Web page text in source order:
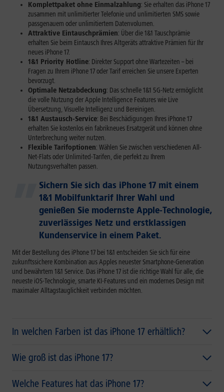
Komplettpaket ohne Einmalzahlung: Sie erhalten das iPhone 17
zusammen mit unlimitierter Telefonie und unlimitierten SMS sowie
passgenauem oder unlimitiertem Datenvolumen.
Attraktive Eintauschprämien: Über die 1&1 Tauschprämie
erhalten Sie beim Eintausch Ihres Altgeräts attraktive Prämien für Ihr
neues iPhone 17.
1&1 Priority Hotline: Direkter Support ohne Wartezeiten – bei
Fragen zu Ihrem iPhone 17 oder Tarif erreichen Sie unsere Experten
bevorzugt.
Optimale Netzabdeckung: Das schnelle 1&1 5G-Netz ermöglicht
die volle Nutzung der Apple Intelligence Features wie Live
Übersetzung, Visuelle Intelligenz und Bereinigen.
1&1 Austausch-Service: Bei Beschädigungen Ihres iPhone 17
erhalten Sie kostenlos ein fabrikneues Ersatzgerät und können ohne
Unterbrechung weiter nutzen.
Flexible Tarifoptionen: Wählen Sie zwischen verschiedenen All-
Net-Flats oder Unlimited-Tarifen, die perfekt zu Ihrem
Nutzungsverhalten passen.
Sichern Sie sich das iPhone 17 mit einem
1&1 Mobilfunktarif Ihrer Wahl und
genießen Sie modernste Apple-Technologie,
zuverlässiges Netz und erstklassigen
Kundenservice in einem Paket.
Mit der Bestellung des iPhone 17 bei 1&1 entscheiden Sie sich für eine
zukunftssichere Kombination aus Apples neuester Smartphone-Generation
und bewährtem 1&1 Service. Das iPhone 17 ist die richtige Wahl für alle, die
neueste iOS-Technologie, smarte KI-Features und ein modernes Design mit
maximaler Alltagstauglichkeit verbinden möchten.
In welchen Farben ist das iPhone 17 erhältlich?
Wie groß ist das iPhone 17?
Welche Features hat das iPhone 17?